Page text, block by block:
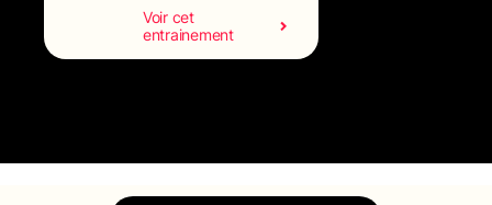
Voir cet
entrainement